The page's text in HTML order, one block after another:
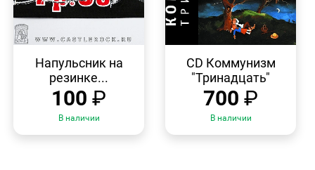
ПРОСМОТР
Напульсник на
резинке...
100 ₽
В наличии
ПРОСМОТР
CD Коммунизм
"Тринадцать"
700 ₽
В наличии